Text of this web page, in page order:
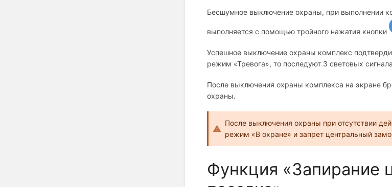
Бесшумное выключение охраны, при выполнении
выполняется с помощью тройного нажатия кнопки
Успешное выключение охраны комплекс
режим «Тревога», то последуют 3 световых
После выключения охраны комплекса на экране
охраны.
После выключения охраны при отсутствии
режим «В охране» и запрет центральный
Функция «Запирание